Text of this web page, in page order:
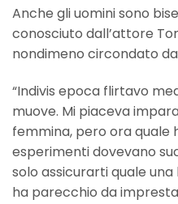
Anche gli uomini sono
conosciuto dall’attore
nondimeno circondato
“Indivis epoca flirtavo
muove. Mi piaceva
femmina, pero ora quale
esperimenti dovevano
solo assicurarti quale
ha parecchio da